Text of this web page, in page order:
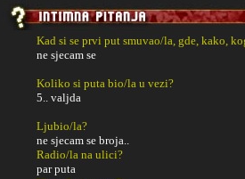
Kad si se prvi put smuvao/la, gde, kako,
ne sjecam se
Koliko si puta bio/la u vezi?
5.. valjda
Ljubio/la?
ne sjecam se broja..
Radio/la na ulici?
par puta